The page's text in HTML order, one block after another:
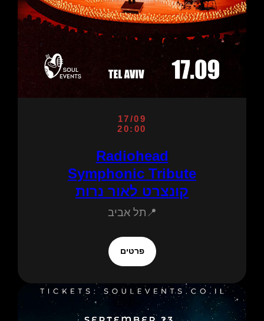
17/09
20:00
Radiohead
Symphonic Tribute
קונצרט לאור נרות
📍תל אביב
פרטים